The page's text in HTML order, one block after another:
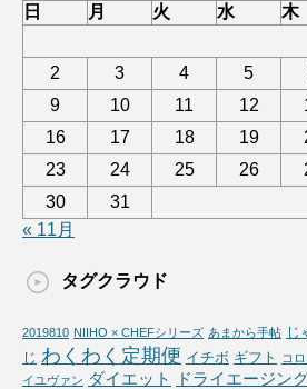
日
月 火 水 木
2
3 4 5
9
10 11 12
16
17 18 19
23
24 25 26
30
31
« 11月
タグクラウド
2019810 NIIHO × CHEFシリーズ あまから手帖 じ
じ わくわく定期便 イチボ ギフト コ
イユヴァン ダイエット ドライエージン